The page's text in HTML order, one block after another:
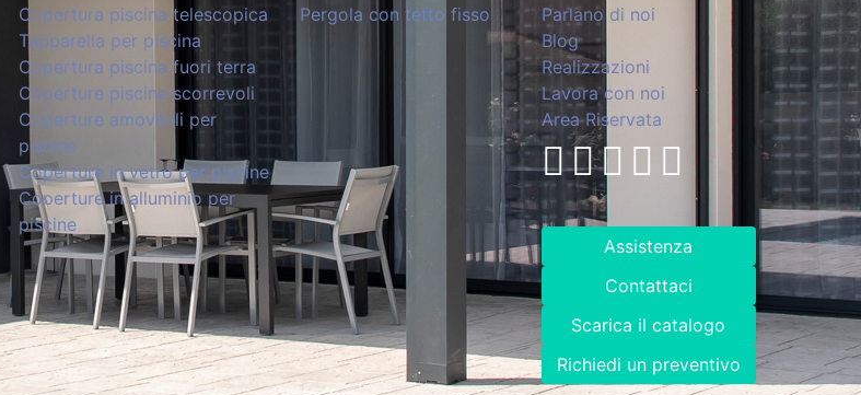
Copertura piscina telescopica
Tapparella per piscina
Copertura piscina fuori terra
Coperture piscine scorrevoli
Coperture amovibili per
piscine
Coperture in vetro per piscine
Coperture in alluminio per
piscine
Pergola con tetto fisso
Parlano di noi
Blog
Realizzazioni
Lavora con noi
Area Riservata
Assistenza
Contattaci
Scarica il catalogo
Richiedi un preventivo